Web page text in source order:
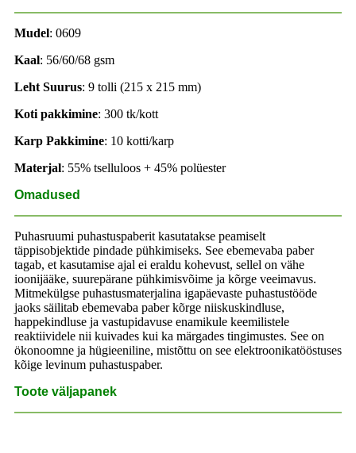
Mudel: 0609
Kaal: 56/60/68 gsm
Leht Suurus: 9 tolli (215 x 215 mm)
Koti pakkimine: 300 tk/kott
Karp Pakkimine: 10 kotti/karp
Materjal: 55% tselluloos + 45% polüester
Omadused
Puhasruumi puhastuspaberit kasutatakse peamiselt
täppisobjektide pindade pühkimiseks. See ebemevaba paber
tagab, et kasutamise ajal ei eraldu kohevust, sellel on vähe
ioonijääke, suurepärane pühkimisvõime ja kõrge veeimavus.
Mitmekülgse puhastusmaterjalina igapäevaste puhastustööde
jaoks säilitab ebemevaba paber kõrge niiskuskindluse,
happekindluse ja vastupidavuse enamikule keemilistele
reaktiividele nii kuivades kui ka märgades tingimustes. See on
ökonoomne ja hügieeniline, mistõttu on see elektroonikatööstuses
kõige levinum puhastuspaber.
Toote väljapanek